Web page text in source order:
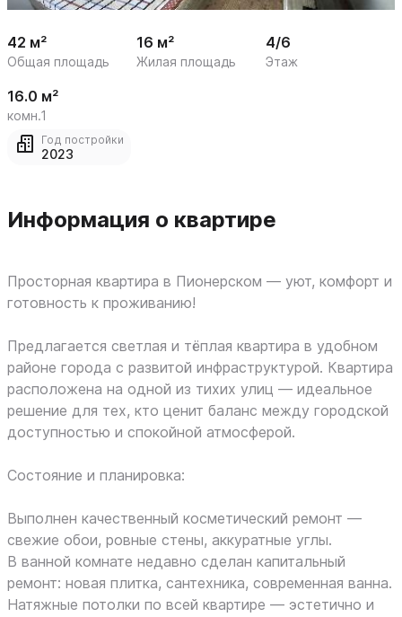
42 м²
Общая площадь
16 м²
Жилая площадь
4/6
Этаж
16.0 м²
комн.1
Год постройки
2023
Информация о квартире
Просторная квартира в Пионерском — уют, комфорт и
готовность к проживанию!
Предлагается светлая и тёплая квартира в удобном
районе города с развитой инфраструктурой. Квартира
расположена на одной из тихих улиц — идеальное
решение для тех, кто ценит баланс между городской
доступностью и спокойной атмосферой.
Состояние и планировка:
Выполнен качественный косметический ремонт —
свежие обои, ровные стены, аккуратные углы.
В ванной комнате недавно сделан капитальный
ремонт: новая плитка, сантехника, современная ванна.
Натяжные потолки по всей квартире — эстетично и